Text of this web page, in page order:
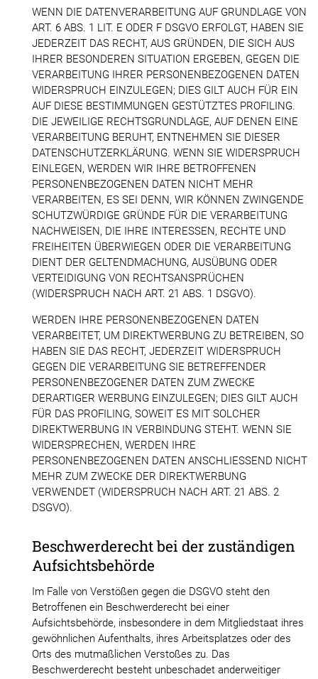
WENN DIE DATENVERARBEITUNG AUF GRUNDLAGE VON
ART. 6 ABS. 1 LIT. E ODER F DSGVO ERFOLGT, HABEN SIE
JEDERZEIT DAS RECHT, AUS GRÜNDEN, DIE SICH AUS
IHRER BESONDEREN SITUATION ERGEBEN, GEGEN DIE
VERARBEITUNG IHRER PERSONENBEZOGENEN DATEN
WIDERSPRUCH EINZULEGEN; DIES GILT AUCH FÜR EIN
AUF DIESE BESTIMMUNGEN GESTÜTZTES PROFILING.
DIE JEWEILIGE RECHTSGRUNDLAGE, AUF DENEN EINE
VERARBEITUNG BERUHT, ENTNEHMEN SIE DIESER
DATENSCHUTZERKLÄRUNG. WENN SIE WIDERSPRUCH
EINLEGEN, WERDEN WIR IHRE BETROFFENEN
PERSONENBEZOGENEN DATEN NICHT MEHR
VERARBEITEN, ES SEI DENN, WIR KÖNNEN ZWINGENDE
SCHUTZWÜRDIGE GRÜNDE FÜR DIE VERARBEITUNG
NACHWEISEN, DIE IHRE INTERESSEN, RECHTE UND
FREIHEITEN ÜBERWIEGEN ODER DIE VERARBEITUNG
DIENT DER GELTENDMACHUNG, AUSÜBUNG ODER
VERTEIDIGUNG VON RECHTSANSPRÜCHEN
(WIDERSPRUCH NACH ART. 21 ABS. 1 DSGVO).
WERDEN IHRE PERSONENBEZOGENEN DATEN
VERARBEITET, UM DIREKTWERBUNG ZU BETREIBEN, SO
HABEN SIE DAS RECHT, JEDERZEIT WIDERSPRUCH
GEGEN DIE VERARBEITUNG SIE BETREFFENDER
PERSONENBEZOGENER DATEN ZUM ZWECKE
DERARTIGER WERBUNG EINZULEGEN; DIES GILT AUCH
FÜR DAS PROFILING, SOWEIT ES MIT SOLCHER
DIREKTWERBUNG IN VERBINDUNG STEHT. WENN SIE
WIDERSPRECHEN, WERDEN IHRE
PERSONENBEZOGENEN DATEN ANSCHLIESSEND NICHT
MEHR ZUM ZWECKE DER DIREKTWERBUNG
VERWENDET (WIDERSPRUCH NACH ART. 21 ABS. 2
DSGVO).
Beschwerderecht bei der zuständigen
Aufsichtsbehörde
Im Falle von Verstößen gegen die DSGVO steht den
Betroffenen ein Beschwerderecht bei einer
Aufsichtsbehörde, insbesondere in dem Mitgliedstaat ihres
gewöhnlichen Aufenthalts, ihres Arbeitsplatzes oder des
Orts des mutmaßlichen Verstoßes zu. Das
Beschwerderecht besteht unbeschadet anderweitiger